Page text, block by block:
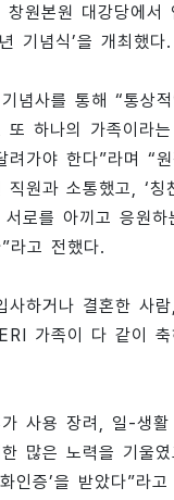
원본원 대강당에서
기념식’을 개최했다.
념사를 통해 “통상
또 하나의 가족이라
려가야 한다”라며 “
원과 소통했고, ‘칭
로를 아끼고 응원
라고 전했다.
사하거나 결혼한 사
가족이 다 같이
사용 장려, 일-생
많은 노력을 기울
인증’을 받았다”라